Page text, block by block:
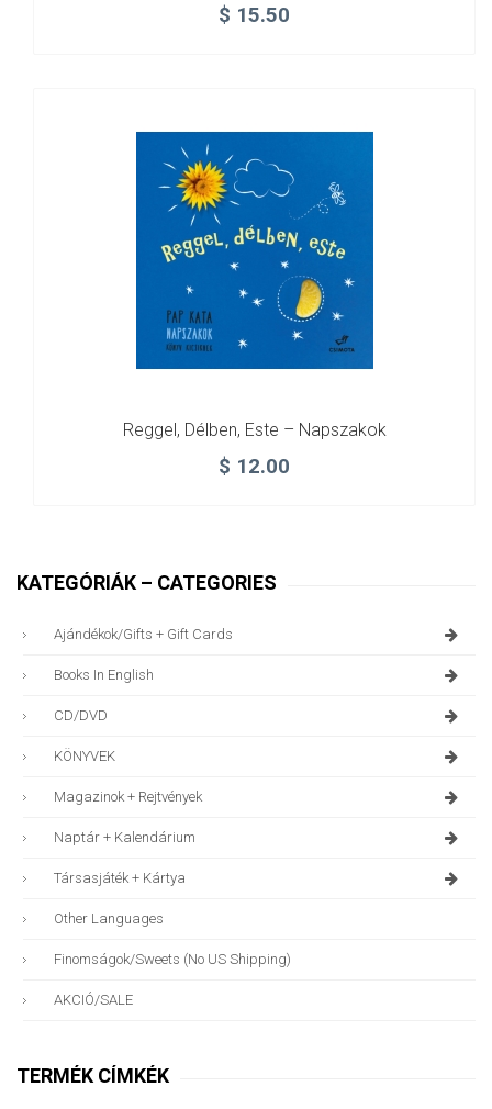
$ 15.50
Reggel, Délben, Este – Napszakok
$ 12.00
KATEGÓRIÁK – CATEGORIES
Ajándékok/gifts + Gift Cards
Books In English
CD/DVD
KÖNYVEK
Magazinok + Rejtvények
Naptár + Kalendárium
Társasjáték + Kártya
Other Languages
Finomságok/sweets (no US Shipping)
AKCIÓ/SALE
TERMÉK CÍMKÉK